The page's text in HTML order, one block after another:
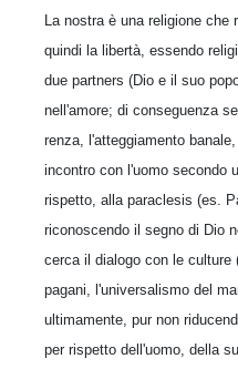
La nostra è una religione che
quindi la libertà, essendo
due partners (Dio e il suo
nell'amore; di conseguenza
renza, l'atteggiamento
incontro con l'uomo secondo
rispetto, alla para­clesis (es.
rico­noscendo il segno di Dio
cerca il dialogo con le culture
pagani, l'universalismo del
ultimamen­te, pur non
per rispetto dell'uomo, della